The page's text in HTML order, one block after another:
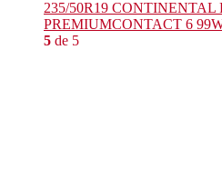
235/50R19 CONTINENTAL
PREMIUMCONTACT 6
5 de 5